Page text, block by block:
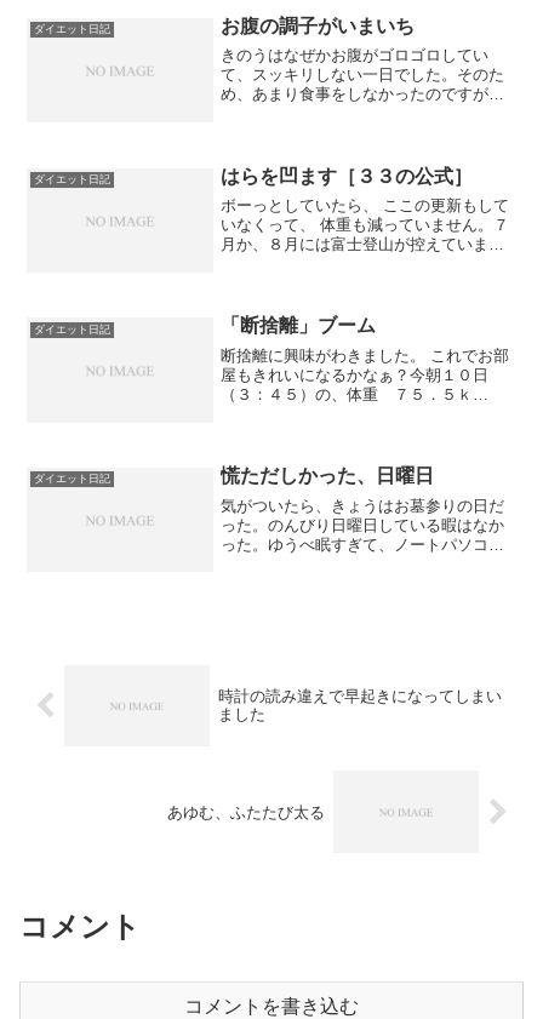
ダイエット日記 お腹の調子がいまいち
きのうはなぜかお腹がゴロゴロしてい
て、スッキリしない一日でした。そのた
め、あまり食事をしなかったのですが、
それとも食べ過ぎだったのか...
ダイエット日記 はらを凹ます［３３の公式］
ボーっとしていたら、 ここの更新もして
いなくって、 体重も減っていません。７
月か、８月には富士登山が控えていま
５）の、体重 ７５．９...
ダイエット日記 「断捨離」ブーム
断捨離に興味がわきました。 これでお部
屋もきれいになるかなぁ？今朝１０日
（３：４５）の、体重 ７５．５ｋ
た。ずいぶん前の新聞ですが、９...
ダイエット日記 慌ただしかった、日曜日
気がついたら、きょうはお墓参りの日だ
った。のんびり日曜日している暇はなか
った。ゆうべ眠すぎて、ノートパソコン
時計の読み違えで早起きになってしまい
ました
あゆむ、ふたたび太る
コメント
コメントを書き込む